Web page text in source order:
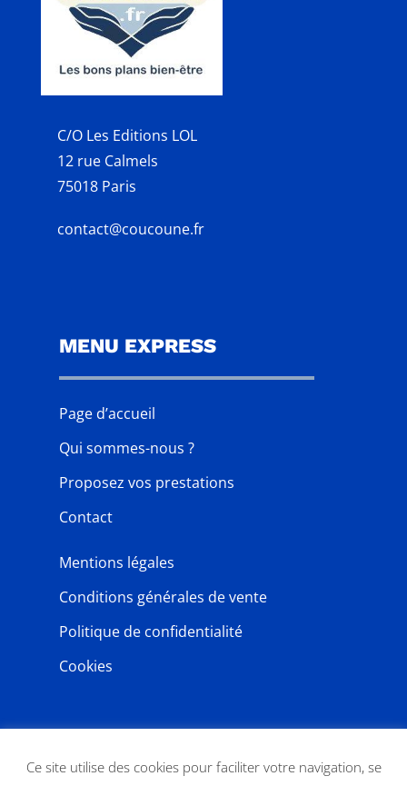
C/O Les Editions LOL
12 rue Calmels
75018 Paris
contact@coucoune.fr
MENU EXPRESS
Page d’accueil
Qui sommes-nous ?
Proposez vos prestations
Contact
Mentions légales
Conditions générales de vente
Politique de confidentialité
Cookies
Ce site utilise des cookies pour faciliter votre navigation, se